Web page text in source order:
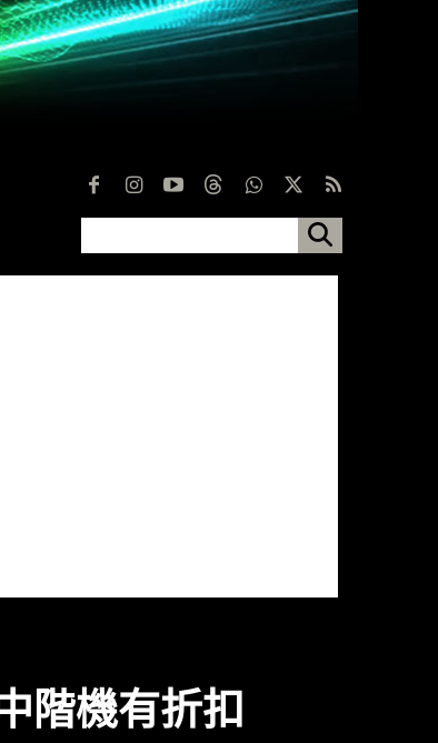
階機有折扣